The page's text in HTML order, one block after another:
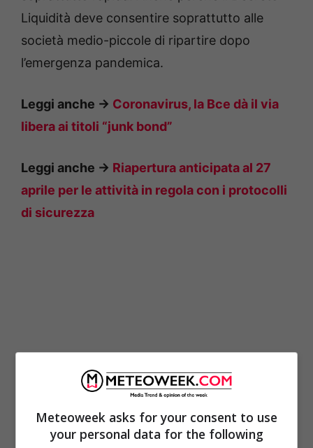
Liquidità deve consentire soprattutto alle
società medio-piccole di ripartire dopo
l’emergenza pandemica.
Leggi anche -> Coronavirus, la Bce dà il via
libera ai titoli “junk bond”
Leggi anche -> Riapertura anticipata al 27
aprile per le attività in regola con i protocolli
di sicurezza
Meteoweek asks for your consent to use
your personal data for the following